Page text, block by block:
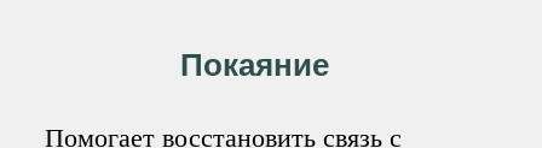
Покаяние
Помогает восстановить связь с